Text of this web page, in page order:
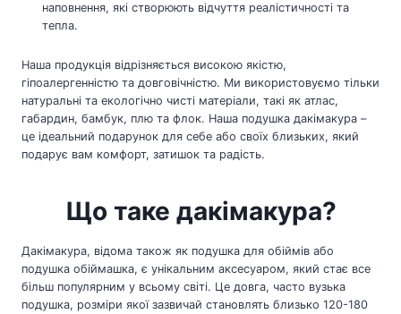
наповнення, які створюють відчуття реалістичності та
тепла.
Наша продукція відрізняється високою якістю,
гіпоалергенністю та довговічністю. Ми використовуємо тільки
натуральні та екологічно чисті матеріали, такі як атлас,
габардин, бамбук, плю та флок. Наша подушка дакімакура –
це ідеальний подарунок для себе або своїх близьких, який
подарує вам комфорт, затишок та радість.
Що таке дакімакура?
Дакімакура, відома також як подушка для обіймів або
подушка обіймашка, є унікальним аксесуаром, який стає все
більш популярним у всьому світі. Це довга, часто вузька
подушка, розміри якої зазвичай становлять близько 120-180